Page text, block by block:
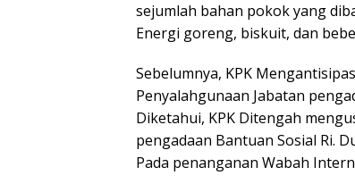
sejumlah bahan pokok yang
Energi goreng, biskuit, dan
Sebelumnya, KPK
Penyalahgunaan Jabatan
Diketahui, KPK Ditengah
pengadaan Bantuan Sosial Ri.
Pada penanganan Wabah